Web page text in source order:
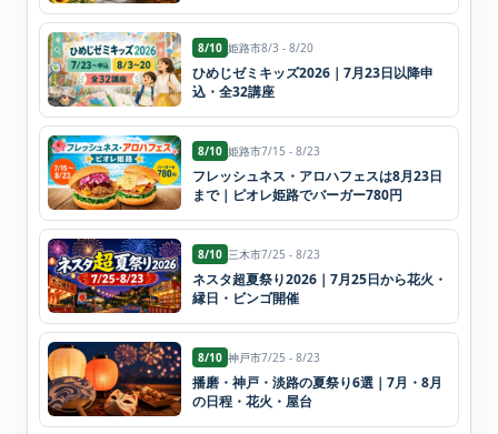
8/10 姫路市8/3 - 8/20
ひめじゼミキッズ2026｜7月23日以降申
込・全32講座
8/10 姫路市7/15 - 8/23
フレッシュネス・アロハフェスは8月23日
まで｜ピオレ姫路でバーガー780円
8/10 三木市7/25 - 8/23
ネスタ超夏祭り2026｜7月25日から花火・
縁日・ビンゴ開催
8/10 神戸市7/25 - 8/23
播磨・神戸・淡路の夏祭り6選｜7月・8月
の日程・花火・屋台